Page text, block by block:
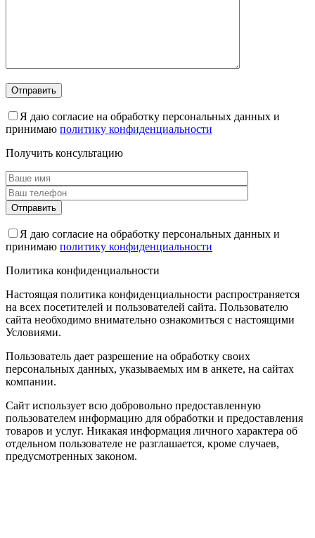
Я даю согласие на обработку персональных данных и
принимаю политику конфиденциальности
Получить консультацию
Я даю согласие на обработку персональных данных и
принимаю политику конфиденциальности
Политика конфиденциальности
Настоящая политика конфиденциальности распространяется
на всех посетителей и пользователей сайта. Пользователю
сайта необходимо внимательно ознакомиться с настоящими
Условиями.
Пользователь дает разрешение на обработку своих
персональных данных, указываемых им в анкете, на сайтах
компании.
Сайт использует всю добровольно предоставленную
пользователем информацию для обработки и предоставления
товаров и услуг. Никакая информация личного характера об
отдельном пользователе не разглашается, кроме случаев,
предусмотренных законом.